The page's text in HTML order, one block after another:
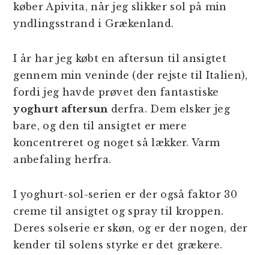
køber Apivita, når jeg slikker sol på min
yndlingsstrand i Grækenland.
I år har jeg købt en aftersun til ansigtet
gennem min veninde (der rejste til Italien),
fordi jeg havde prøvet den fantastiske
yoghurt aftersun derfra. Dem elsker jeg
bare, og den til ansigtet er mere
koncentreret og noget så lækker. Varm
anbefaling herfra.
I yoghurt-sol-serien er der også faktor 30
creme til ansigtet og spray til kroppen.
Deres solserie er skøn, og er der nogen, der
kender til solens styrke er det grækere.